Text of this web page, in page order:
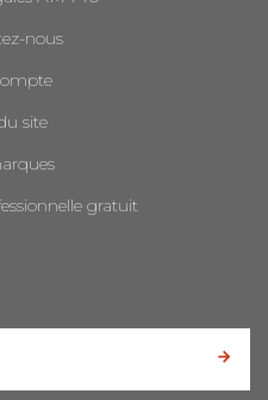
nous
site
gratuit